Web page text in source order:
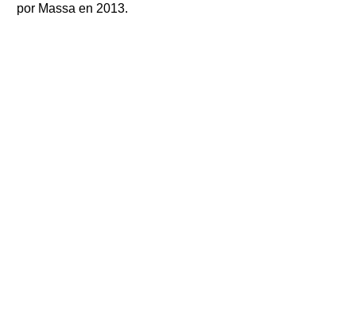
por Massa en 2013.